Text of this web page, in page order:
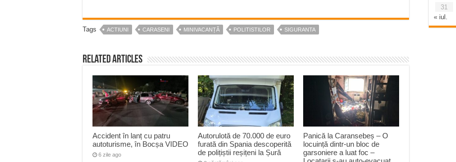
Tags ACTIUNI CARASENI MINIVACANȚĂ POLITISTILOR SIGURANTA
Related Articles
Accident în lanț cu patru
autoturisme, în Bocșa VIDEO
6 zile ago
Autorulotă de 70.000 de euro
furată din Spania descoperită
de polițiștii reșițeni la Șură
Panică la Caransebeș – O
locuință dintr-un bloc de
garsoniere a luat foc –
31
« iul.